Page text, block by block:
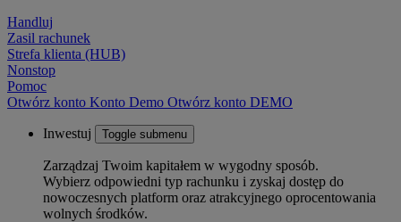
Handluj
Zasil rachunek
Strefa klienta (HUB)
Nonstop
Pomoc
Otwórz konto Konto Demo Otwórz konto DEMO
Inwestuj Toggle submenu
Zarządzaj Twoim kapitałem w wygodny sposób.
Wybierz odpowiedni typ rachunku i zyskaj dostęp do
nowoczesnych platform oraz atrakcyjnego oprocentowania
wolnych środków.